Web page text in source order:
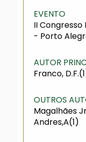
EVENTO
II
- Porto
AUTOR
Franco,
OUTROS
Magalhães
Andres,A(1)